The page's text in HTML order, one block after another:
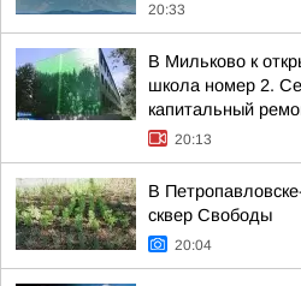
20:33
В Мильково к
школа номер 2.
капитальный
20:13
В
сквер Свободы
20:04